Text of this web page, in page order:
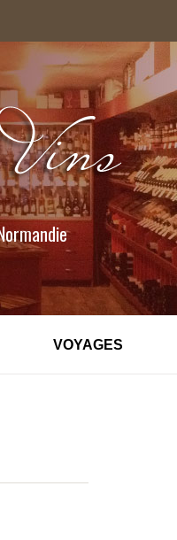
VOYAGES